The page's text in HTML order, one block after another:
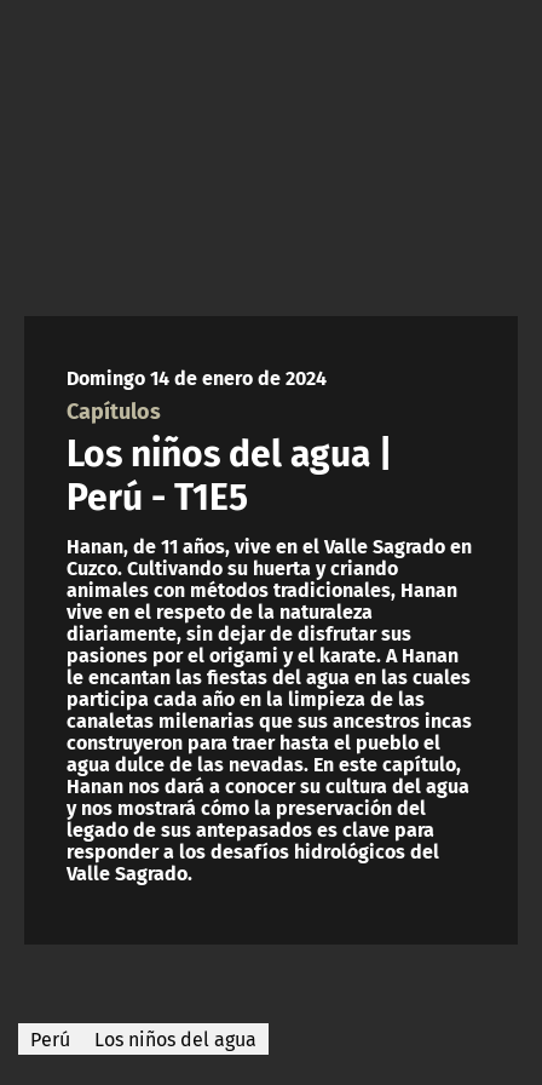
Domingo 14 de enero de 2024
Capítulos
Los niños del agua |
Perú - T1E5
Hanan, de 11 años, vive en el Valle Sagrado en
Cuzco. Cultivando su huerta y criando
animales con métodos tradicionales, Hanan
vive en el respeto de la naturaleza
diariamente, sin dejar de disfrutar sus
pasiones por el origami y el karate. A Hanan
le encantan las fiestas del agua en las cuales
participa cada año en la limpieza de las
canaletas milenarias que sus ancestros incas
construyeron para traer hasta el pueblo el
agua dulce de las nevadas. En este capítulo,
Hanan nos dará a conocer su cultura del agua
y nos mostrará cómo la preservación del
legado de sus antepasados es clave para
responder a los desafíos hidrológicos del
Valle Sagrado.
Perú Los niños del agua